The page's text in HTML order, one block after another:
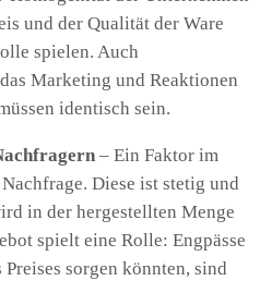
und der Qualität der Ware
spielen. Auch
Marketing und Reaktionen
identisch sein.
– Ein Faktor im
Diese ist stetig und
in der hergestellten Menge
spielt eine Rolle: Engpässe
sorgen könnten, sind